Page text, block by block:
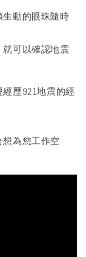
動的眼珠隨時
可以確認地震
歷921地震的經
為您工作空